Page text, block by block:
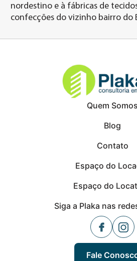
nordestino e à fábricas de
confecções do vizinho bairro do
Quem Somos
Blog
Contato
Espaço do
Espaço do
Siga a Plaka nas
Fale